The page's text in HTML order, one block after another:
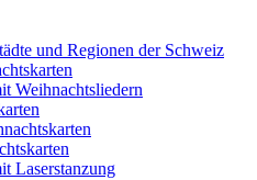
und Regionen der Schweiz
Weihnachtsliedern
Laserstanzung